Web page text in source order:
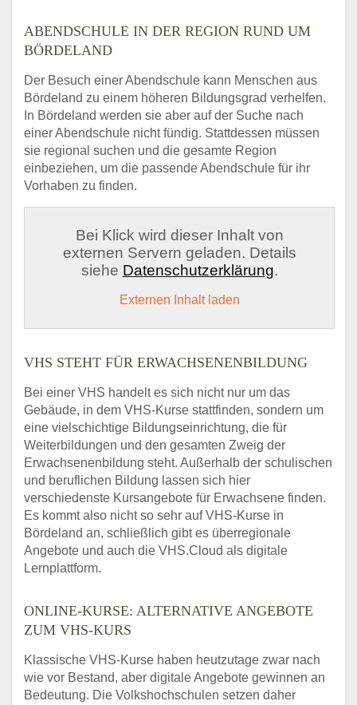
ABENDSCHULE IN DER REGION RUND UM
BÖRDELAND
Der Besuch einer Abendschule kann Menschen aus
Bördeland zu einem höheren Bildungsgrad verhelfen.
In Bördeland werden sie aber auf der Suche nach
einer Abendschule nicht fündig. Stattdessen müssen
sie regional suchen und die gesamte Region
einbeziehen, um die passende Abendschule für ihr
Vorhaben zu finden.
Bei Klick wird dieser Inhalt von
externen Servern geladen. Details
siehe Datenschutzerklärung.
Externen Inhalt laden
VHS STEHT FÜR ERWACHSENENBILDUNG
Bei einer VHS handelt es sich nicht nur um das
Gebäude, in dem VHS-Kurse stattfinden, sondern um
eine vielschichtige Bildungseinrichtung, die für
Weiterbildungen und den gesamten Zweig der
Erwachsenenbildung steht. Außerhalb der schulischen
und beruflichen Bildung lassen sich hier
verschiedenste Kursangebote für Erwachsene finden.
Es kommt also nicht so sehr auf VHS-Kurse in
Bördeland an, schließlich gibt es überregionale
Angebote und auch die VHS.Cloud als digitale
Lernplattform.
ONLINE-KURSE: ALTERNATIVE ANGEBOTE
ZUM VHS-KURS
Klassische VHS-Kurse haben heutzutage zwar nach
wie vor Bestand, aber digitale Angebote gewinnen an
Bedeutung. Die Volkshochschulen setzen daher